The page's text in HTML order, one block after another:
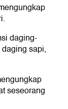
daging-
sapi,
seseorang